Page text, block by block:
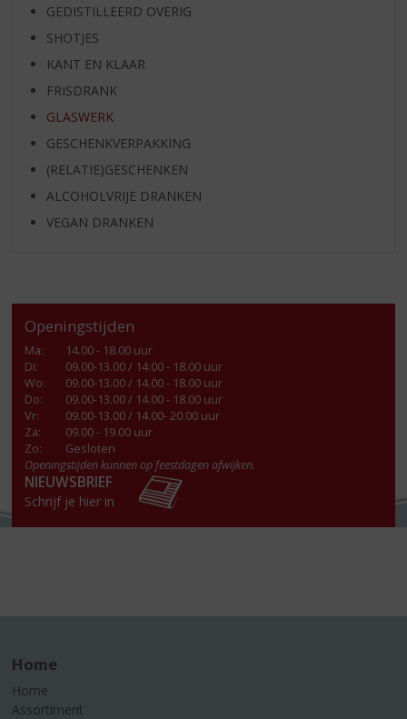
GEDISTILLEERD OVERIG
SHOTJES
KANT EN KLAAR
FRISDRANK
GLASWERK
GESCHENKVERPAKKING
(RELATIE)GESCHENKEN
ALCOHOLVRIJE DRANKEN
VEGAN DRANKEN
Openingstijden
Ma:
14.00 - 18.00 uur
Di:
09.00-13.00 / 14.00 - 18.00 uur
Wo:
09.00-13.00 / 14.00 - 18.00 uur
Do:
09.00-13.00 / 14.00 - 18.00 uur
Vr:
09.00-13.00 / 14.00- 20.00 uur
Za:
09.00 - 19.00 uur
Zo:
Gesloten
Openingstijden kunnen op feestdagen afwijken.
NIEUWSBRIEF
Schrijf je hier in
Home
Home
Assortiment